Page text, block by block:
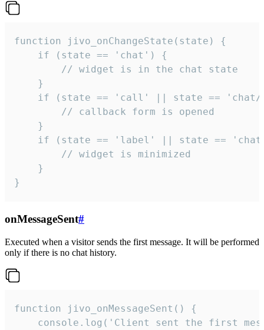
function jivo_onChangeState(state) {
    if (state == 'chat') {
        // widget is in the chat state
    }
if (state == 'call' || state ==
        // callback form is opened
    }
if (state == 'label' || state ==
        // widget is minimized
    }
}
onMessageSent#
Executed when a visitor sends the first message. It will be performed
only if there is no chat history.
function jivo_onMessageSent() {
console.log('Client sent the first